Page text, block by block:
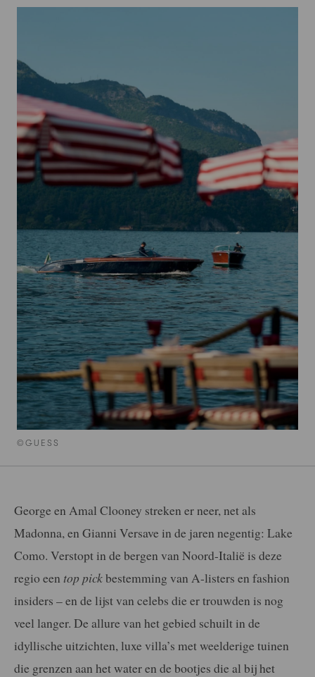
©GUESS
George en Amal Clooney streken er neer, net als
Madonna, en Gianni Versave in de jaren negentig: Lake
Como. Verstopt in de bergen van Noord-Italië is deze
regio een top pickbestemming van A-listers en fashion
insiders – en de lijst van celebs die er trouwden is nog
veel langer. De allure van het gebied schuilt in de
idyllische uitzichten, luxe villa’s met weelderige tuinen
die grenzen aan het water en de bootjes die al bij het